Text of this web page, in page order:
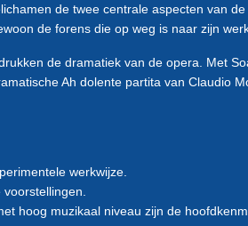
de twee centrale aspecten van
de forens die op weg is naar zijn
de dramatiek van de opera. Met
Ah dolente partita van Claudio
werkwijze.
hoog muzikaal niveau zijn de